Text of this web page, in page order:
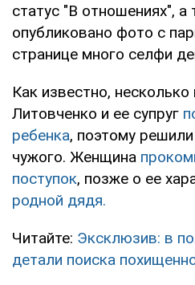
статус "В отношениях",
опубликовано фото с
странице много селфи
Как известно,
Литовченко и ее супруг
ребенка, поэтому
чужого. Женщина
поступок, позже о ее
родной дядя.
Читайте: Эксклюзив: в
детали поиска